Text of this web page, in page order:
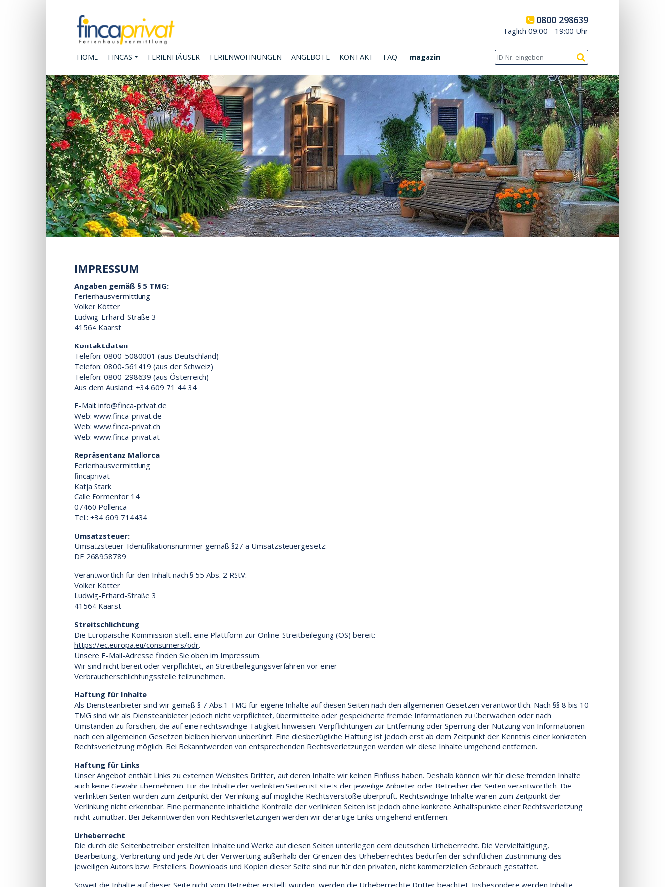
0800 298639
Täglich 09:00 - 19:00 Uhr
HOME FINCAS FERIENHÄUSER FERIENWOHNUNGEN ANGEBOTE KONTAKT FAQ magazin
IMPRESSUM
Angaben gemäß § 5 TMG:
Ferienhausvermittlung
Volker Kötter
Ludwig-Erhard-Straße 3
41564 Kaarst
Kontaktdaten
Telefon: 0800-5080001 (aus Deutschland)
Telefon: 0800-561419 (aus der Schweiz)
Telefon: 0800-298639 (aus Österreich)
Aus dem Ausland: +34 609 71 44 34
E-Mail: info@finca-privat.de
Web: www.finca-privat.de
Web: www.finca-privat.ch
Web: www.finca-privat.at
Repräsentanz Mallorca
Ferienhausvermittlung
fincaprivat
Katja Stark
Calle Formentor 14
07460 Pollenca
Tel.: +34 609 714434
Umsatzsteuer:
Umsatzsteuer-Identifikationsnummer gemäß §27 a Umsatzsteuergesetz:
DE 268958789
Verantwortlich für den Inhalt nach § 55 Abs. 2 RStV:
Volker Kötter
Ludwig-Erhard-Straße 3
41564 Kaarst
Streitschlichtung
Die Europäische Kommission stellt eine Plattform zur Online-Streitbeilegung (OS) bereit:
https://ec.europa.eu/consumers/odr.
Unsere E-Mail-Adresse finden Sie oben im Impressum.
Wir sind nicht bereit oder verpflichtet, an Streitbeilegungsverfahren vor einer
Verbraucherschlichtungsstelle teilzunehmen.
Haftung für Inhalte
Als Diensteanbieter sind wir gemäß § 7 Abs.1 TMG für eigene Inhalte auf diesen Seiten nach den allgemeinen Gesetzen verantwortlich. Nach §§ 8 bis 10
TMG sind wir als Diensteanbieter jedoch nicht verpflichtet, übermittelte oder gespeicherte fremde Informationen zu überwachen oder nach
Umständen zu forschen, die auf eine rechtswidrige Tätigkeit hinweisen. Verpflichtungen zur Entfernung oder Sperrung der Nutzung von Informationen
nach den allgemeinen Gesetzen bleiben hiervon unberührt. Eine diesbezügliche Haftung ist jedoch erst ab dem Zeitpunkt der Kenntnis einer konkreten
Rechtsverletzung möglich. Bei Bekanntwerden von entsprechenden Rechtsverletzungen werden wir diese Inhalte umgehend entfernen.
Haftung für Links
Unser Angebot enthält Links zu externen Websites Dritter, auf deren Inhalte wir keinen Einfluss haben. Deshalb können wir für diese fremden Inhalte
auch keine Gewähr übernehmen. Für die Inhalte der verlinkten Seiten ist stets der jeweilige Anbieter oder Betreiber der Seiten verantwortlich. Die
verlinkten Seiten wurden zum Zeitpunkt der Verlinkung auf mögliche Rechtsverstöße überprüft. Rechtswidrige Inhalte waren zum Zeitpunkt der
Verlinkung nicht erkennbar. Eine permanente inhaltliche Kontrolle der verlinkten Seiten ist jedoch ohne konkrete Anhaltspunkte einer Rechtsverletzung
nicht zumutbar. Bei Bekanntwerden von Rechtsverletzungen werden wir derartige Links umgehend entfernen.
Urheberrecht
Die durch die Seitenbetreiber erstellten Inhalte und Werke auf diesen Seiten unterliegen dem deutschen Urheberrecht. Die Vervielfältigung,
Bearbeitung, Verbreitung und jede Art der Verwertung außerhalb der Grenzen des Urheberrechtes bedürfen der schriftlichen Zustimmung des
jeweiligen Autors bzw. Erstellers. Downloads und Kopien dieser Seite sind nur für den privaten, nicht kommerziellen Gebrauch gestattet.
Soweit die Inhalte auf dieser Seite nicht vom Betreiber erstellt wurden, werden die Urheberrechte Dritter beachtet. Insbesondere werden Inhalte